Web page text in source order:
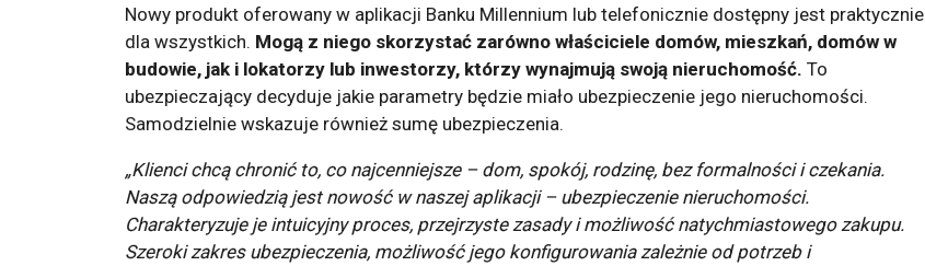
Nowy produkt oferowany w aplikacji Banku Millennium lub telefonicznie dostępny jest praktycznie
dla wszystkich. Mogą z niego skorzystać zarówno właściciele domów, mieszkań, domów w
budowie, jak i lokatorzy lub inwestorzy, którzy wynajmują swoją nieruchomość. To
ubezpieczający decyduje jakie parametry będzie miało ubezpieczenie jego nieruchomości.
Samodzielnie wskazuje również sumę ubezpieczenia.
„Klienci chcą chronić to, co najcenniejsze – dom, spokój, rodzinę, bez formalności i czekania.
Naszą odpowiedzią jest nowość w naszej aplikacji – ubezpieczenie nieruchomości.
Charakteryzuje je intuicyjny proces, przejrzyste zasady i możliwość natychmiastowego zakupu.
Szeroki zakres ubezpieczenia, możliwość jego konfigurowania zależnie od potrzeb i